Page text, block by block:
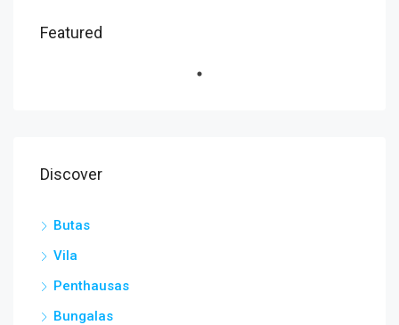
Featured
Discover
Butas
Vila
Penthausas
Bungalas